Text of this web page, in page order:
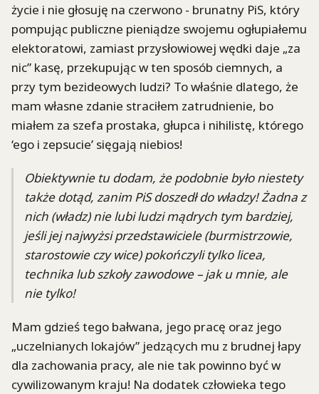
życie i nie głosuję na czerwono - brunatny PiS, który
pompując publiczne pieniądze swojemu ogłupiałemu
elektoratowi, zamiast przysłowiowej wędki daje „za
nic” kasę, przekupując w ten sposób ciemnych, a
przy tym bezideowych ludzi? To właśnie dlatego, że
mam własne zdanie straciłem zatrudnienie, bo
miałem za szefa prostaka, głupca i nihilistę, którego
‘ego i zepsucie’ sięgają niebios!
Obiektywnie tu dodam, że podobnie było niestety
także dotąd, zanim PiS doszedł do władzy! Żadna z
nich (władz) nie lubi ludzi mądrych tym bardziej,
jeśli jej najwyżsi przedstawiciele (burmistrzowie,
starostowie czy wice) pokończyli tylko licea,
technika lub szkoły zawodowe – jak u mnie, ale
nie tylko!
Mam gdzieś tego bałwana, jego pracę oraz jego
„uczelnianych lokajów” jedzących mu z brudnej łapy
dla zachowania pracy, ale nie tak powinno być w
cywilizowanym kraju! Na dodatek człowieka tego